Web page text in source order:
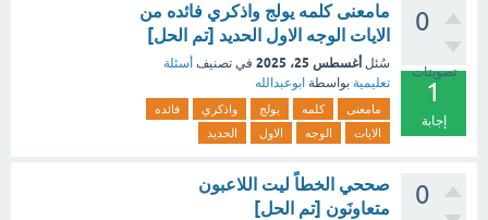
0
تصويتات
1
إجابة
مامعنى كلمه يولج واذكري فائده من
الايات الوجه الاول الحديد [تم الحل]
سُئل أغسطس 25، 2025 في تصنيف أسئلة
تعليمية بواسطة ابوعبدالله
مامعنى كلمه يولج واذكري
فائده
الايات
الوجه الاول الحديد
0
صححي الخطاً ليت اللاعبون
متعاونَون [تم الحل]